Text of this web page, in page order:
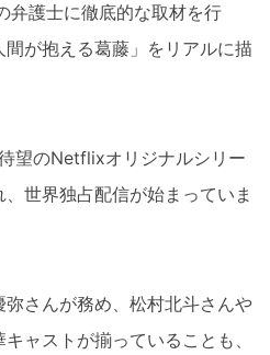
弁護士に徹底的な取材を行
が抱える葛藤」をリアルに描
望のNetflixオリジナルシリー
世界独占配信が始まっていま
さんが務め、松村北斗さんや
ャストが揃っていることも、